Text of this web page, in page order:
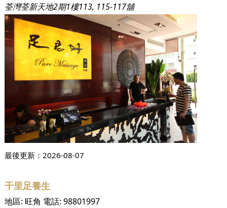
荃灣荃新天地2期1樓113, 115-117舖
最後更新： 2026-08-07
千里足養生
地區: 旺角 電話: 98801997